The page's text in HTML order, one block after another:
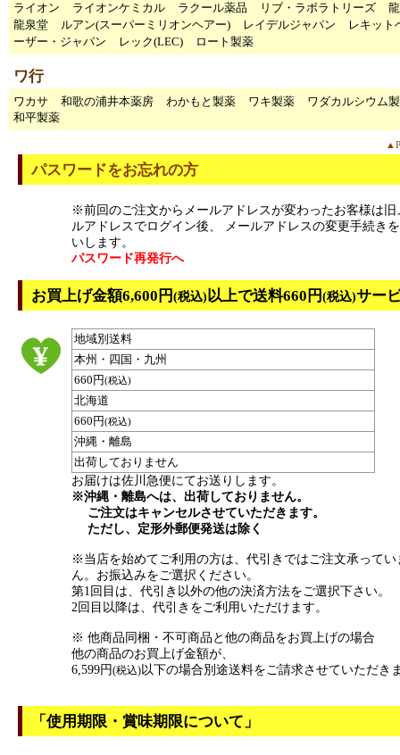
ライオン ライオンケミカル ラクール薬品 リブ・ラボラトリーズ
龍泉堂
ルアン(スーパーミリオンヘアー) レイデルジャパン
レキット
ーザー・ジャパン
レック(LEC) ロート製薬
ワ行
ワカサ 和歌の浦井本薬房 わかもと製薬 ワキ製薬
ワダカルシウム
和平製薬
パスワードをお忘れの方
※前回のご注文からメールアドレスが変わったお客様は旧
ルアドレスでログイン後、 メールアドレスの変更手続き
いします。
パスワード再発行へ
お買上げ金額6,600円(税込)以上で送料660円(税込)サー
地域別送料
本州・四国・九州
660円(税込)
北海道
660円(税込)
沖縄・離島
出荷しておりません
お届けは佐川急便にてお送りします。
※沖縄・離島へは、出荷しておりません。
ご注文はキャンセルさせていただきます。
ただし、定形外郵便発送は除く
※当店を始めてご利用の方は、代引きではご注文承ってい
ん。お振込みをご選択ください。
第1回目は、代引き以外の他の決済方法をご選択下さい。
2回目以降は、代引きをご利用いただけます。
※ 他商品同梱・不可商品と他の商品をお買上げの場合
他の商品のお買上げ金額が、
6,599円(税込)以下の場合別途送料をご請求させていただき
「使用期限・賞味期限について」